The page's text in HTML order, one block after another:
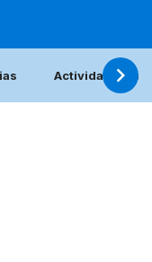
Actividades